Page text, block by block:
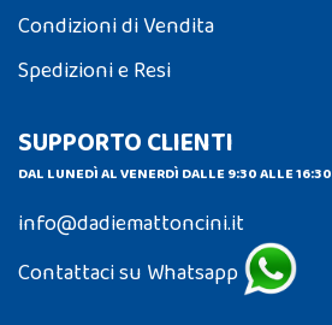
Condizioni di Vendita
Spedizioni e Resi
SUPPORTO CLIENTI
DAL LUNEDÌ AL VENERDÌ DALLE 9:30 ALLE 16:30
info@dadiemattoncini.it
Contattaci su Whatsapp